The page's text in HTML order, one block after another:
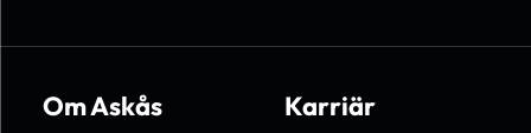
Om Askås Karriär